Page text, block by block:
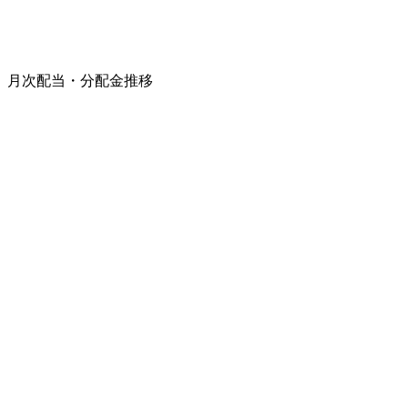
月次配当・分配金推移